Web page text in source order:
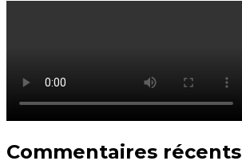
Commentaires récents